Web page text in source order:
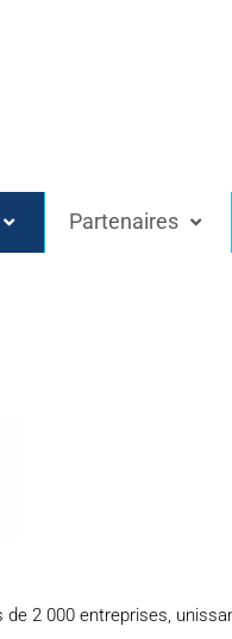
Partenaires
de 2 000 entreprises,